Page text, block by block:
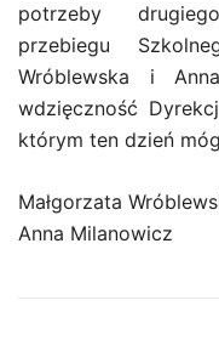
potrzeby
przebiegu
Wróblewska i
wdzięczność
którym ten dzień
Małgorzata
Anna Milanowicz